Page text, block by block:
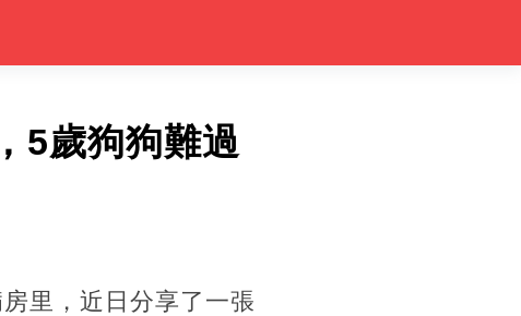
5歲狗狗難過
里，近日分享了一張